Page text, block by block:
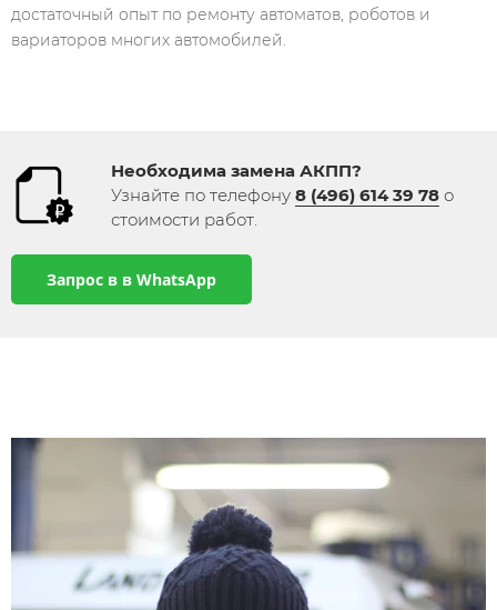
достаточный опыт по ремонту автоматов, роботов и
вариаторов многих автомобилей.
Необходима замена АКПП​​​​?
Узнайте по телефону 8 (496) 614 39 78 ​ о
стоимости работ​.
Запрос в в WhatsApp